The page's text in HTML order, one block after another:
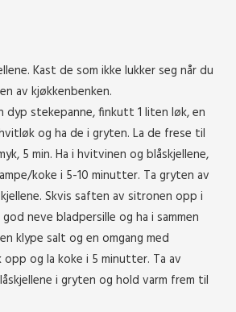
Kast de som ikke lukker seg når du
av kjøkkenbenken.
dyp stekepanne, finkutt 1 liten løk, en
og ha de i gryten. La de frese til
5 min. Ha i hvitvinen og blåskjellene,
koke i 5-10 minutter. Ta gryten av
Skvis saften av sitronen opp i
neve bladpersille og ha i sammen
klype salt og en omgang med
og la koke i 5 minutter. Ta av
i gryten og hold varm frem til